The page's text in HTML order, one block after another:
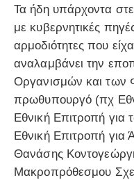
Τα ήδη υπάρχοντα
με κυβερνητικές
αρμοδιότητες που
αναλαμβάνει την
Οργανισμών και των
πρωθυπουργό (πχ
Εθνική Επιτροπή για
Εθνική Επιτροπή για
Θανάσης
Μακροπρόθεσμου